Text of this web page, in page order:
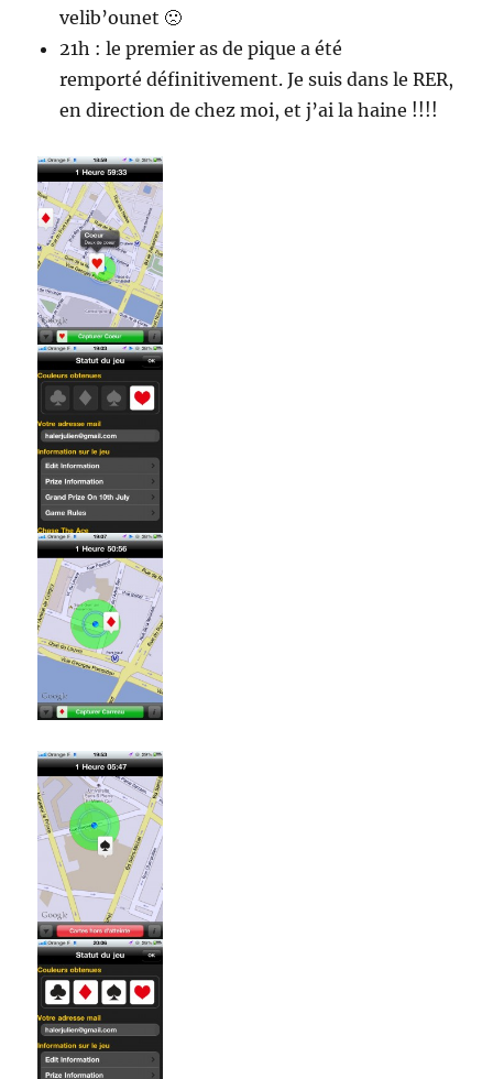
velib’ounet 🙁
21h : le premier as de pique a été
remporté définitivement. Je suis dans le RER,
en direction de chez moi, et j’ai la haine !!!!